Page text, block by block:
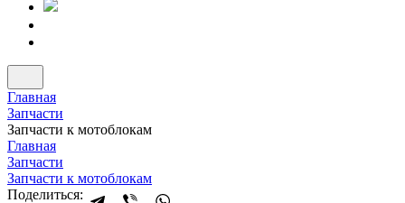
Главная
Запчасти
Запчасти к мотоблокам
Главная
Запчасти
Запчасти к мотоблокам
Поделиться: